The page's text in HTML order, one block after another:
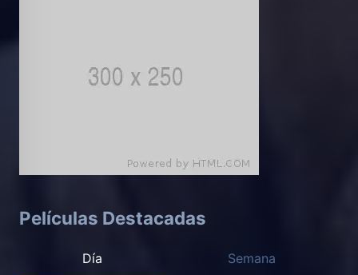
Películas Destacadas
Día Semana